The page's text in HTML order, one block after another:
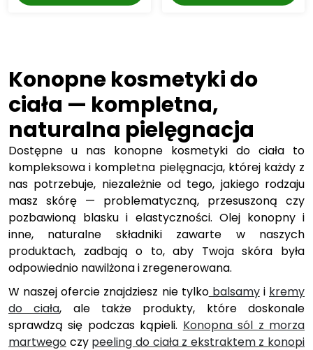
Konopne kosmetyki do
ciała — kompletna,
naturalna pielęgnacja
Dostępne u nas konopne kosmetyki do ciała to
kompleksowa i kompletna pielęgnacja, której każdy z
nas potrzebuje, niezależnie od tego, jakiego rodzaju
masz skórę — problematyczną, przesuszoną czy
pozbawioną blasku i elastyczności. Olej konopny i
inne, naturalne składniki zawarte w naszych
produktach, zadbają o to, aby Twoja skóra była
odpowiednio nawilżona i zregenerowana.
W naszej ofercie znajdziesz nie tylkobalsamyi kremy
do ciała, ale także produkty, które doskonale
sprawdzą się podczas kąpieli. Konopna sól z morza
martwego czy peeling do ciała z ekstraktem z konopi